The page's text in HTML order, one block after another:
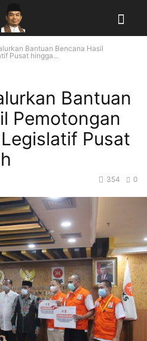
Bantuan Bencana Hasil
Pusat hingga...
Bantuan
Pemotongan
Pusat
0
354